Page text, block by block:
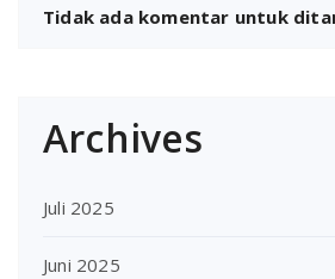
Tidak ada komentar untuk
Archives
Juli 2025
Juni 2025